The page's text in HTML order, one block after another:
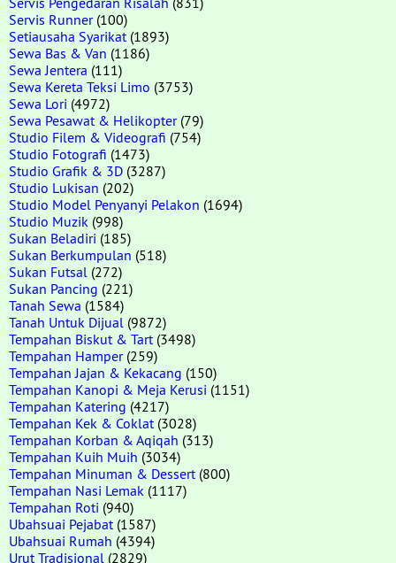
Servis Runner(100)
Setiausaha Syarikat (1893)
Sewa Bas & Van (1186)
Sewa Jentera (111)
Sewa Kereta Teksi Limo (3753)
Sewa Lori (4972)
Sewa Pesawat & Helikopter(79)
Studio Filem & Videografi (754)
Studio Fotografi (1473)
Studio Grafik & 3D (3287)
Studio Lukisan (202)
Studio Model Penyanyi Pelakon (1694)
Studio Muzik (998)
Sukan Beladiri (185)
Sukan Berkumpulan (518)
Sukan Futsal (272)
Sukan Pancing (221)
Tanah Sewa (1584)
Tanah Untuk Dijual (9872)
Tempahan Biskut & Tart (3498)
Tempahan Hamper(259)
Tempahan Jajan & Kekacang (150)
Tempahan Kanopi & Meja Kerusi (1151)
Tempahan Katering (4217)
Tempahan Kek & Coklat (3028)
Tempahan Korban & Aqiqah (313)
Tempahan Kuih Muih (3034)
Tempahan Minuman & Dessert (800)
Tempahan Nasi Lemak (1117)
Tempahan Roti (940)
Ubahsuai Pejabat (1587)
Ubahsuai Rumah (4394)
Urut Tradisional (2829)